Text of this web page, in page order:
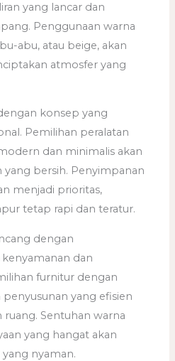
yang lancar dan
Penggunaan warna
abu, atau beige, akan
atmosfer yang
konsep yang
Pemilihan peralatan
dan minimalis akan
bersih. Penyimpanan
menjadi prioritas,
tetap rapi dan teratur.
dengan
dan
furnitur dengan
penyusunan yang efisien
Sentuhan warna
yang hangat akan
nyaman.